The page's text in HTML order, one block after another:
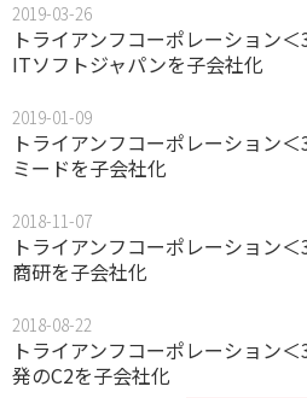
2019-03-26
トライアンフコーポレーション
ITソフトジャパンを子会社化
2019-01-09
トライアンフコーポレーション
ミードを子会社化
2018-11-07
トライアンフコーポレーション
商研を子会社化
2018-08-22
トライアンフコーポレーション
発のC2を子会社化